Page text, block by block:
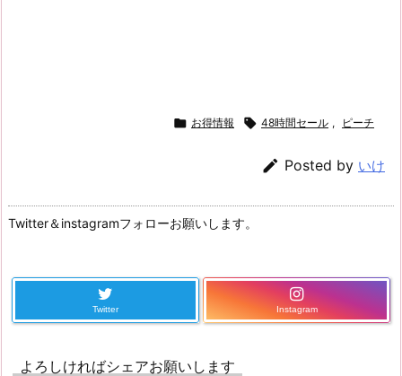
 お得情報  48時間セール , ピーチ
 Posted by いけ
Twitter＆instagramフォローお願いします。
Twitter Instagram
よろしければシェアお願いします